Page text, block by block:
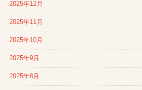
2025年12月
2025年11月
2025年10月
2025年9月
2025年8月